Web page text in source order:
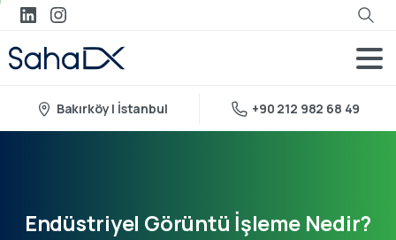
Bakırköy | İstanbul +90 212 982 68 49
Endüstriyel Görüntü İşleme Nedir?